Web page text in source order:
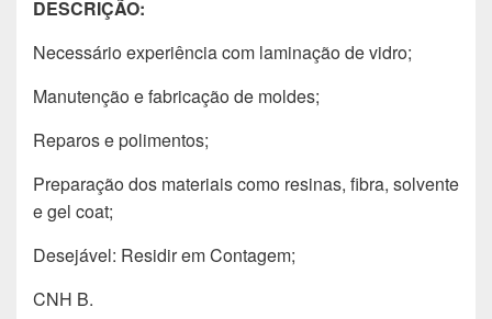
DESCRIÇÃO:
Necessário experiência com laminação de vidro;
Manutenção e fabricação de moldes;
Reparos e polimentos;
Preparação dos materiais como resinas, fibra, solvente
e gel coat;
Desejável: Residir em Contagem;
CNH B.